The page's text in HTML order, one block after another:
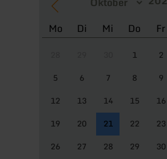
Mo Di Mi Do Fr
1 2
5
6 7 8 9
12
13 14 15 16
19
20 21 22 23
26
27 28 29 30